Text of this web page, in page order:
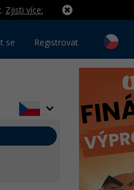
. Zjisti více:
se Registrovat